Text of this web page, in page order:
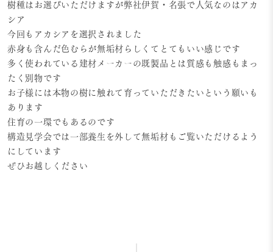
樹種はお選びいただけますが弊社伊賀・名張で人気なのはアカ
シア
今回もアカシアを選択されました
赤身も含んだ色むらが無垢材らしくてとてもいい感じです
多く使われている建材メーカーの既製品とは質感も触感もまっ
たく別物です
お子様には本物の樹に触れて育っていただきたいという願いも
あります
住育の一環でもあるのです
構造見学会では一部養生を外して無垢材もご覧いただけるよう
にしています
ぜひお越しください